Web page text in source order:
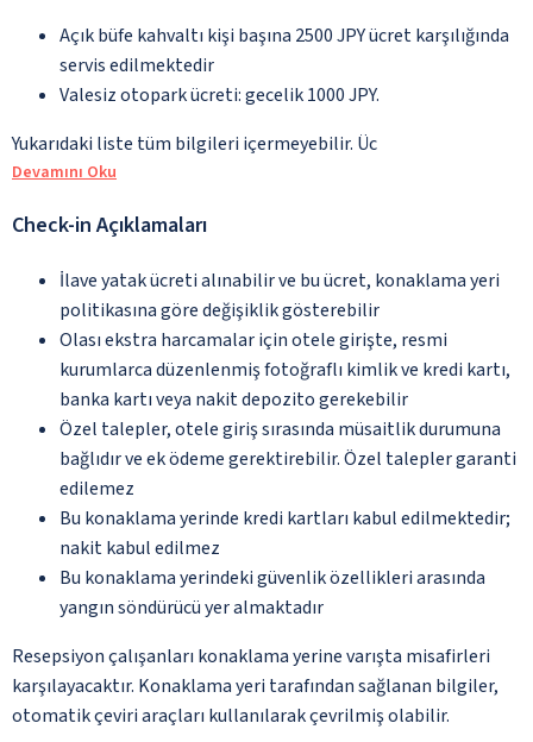
Açık büfe kahvaltı kişi başına 2500 JPY ücret karşılığında
servis edilmektedir
Valesiz otopark ücreti: gecelik 1000 JPY.
Yukarıdaki liste tüm bilgileri içermeyebilir. Üc
Devamını Oku
Check-in Açıklamaları
İlave yatak ücreti alınabilir ve bu ücret, konaklama yeri
politikasına göre değişiklik gösterebilir
Olası ekstra harcamalar için otele girişte, resmi
kurumlarca düzenlenmiş fotoğraflı kimlik ve kredi kartı,
banka kartı veya nakit depozito gerekebilir
Özel talepler, otele giriş sırasında müsaitlik durumuna
bağlıdır ve ek ödeme gerektirebilir. Özel talepler garanti
edilemez
Bu konaklama yerinde kredi kartları kabul edilmektedir;
nakit kabul edilmez
Bu konaklama yerindeki güvenlik özellikleri arasında
yangın söndürücü yer almaktadır
Resepsiyon çalışanları konaklama yerine varışta misafirleri
karşılayacaktır. Konaklama yeri tarafından sağlanan bilgiler,
otomatik çeviri araçları kullanılarak çevrilmiş olabilir.